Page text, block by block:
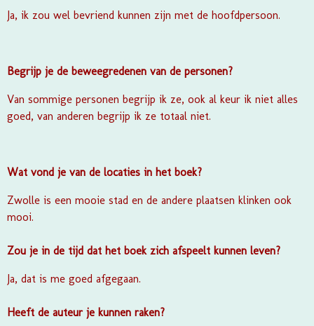
Ja, ik zou wel bevriend kunnen zijn met de hoofdpersoon.
Begrijp je de beweegredenen van de personen?
Van sommige personen begrijp ik ze, ook al keur ik niet alles
goed, van anderen begrijp ik ze totaal niet.
Wat vond je van de locaties in het boek?
Zwolle is een mooie stad en de andere plaatsen klinken ook
mooi.
Zou je in de tijd dat het boek zich afspeelt kunnen leven?
Ja, dat is me goed afgegaan.
Heeft de auteur je kunnen raken?